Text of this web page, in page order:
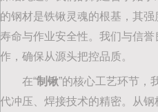
的钢材是铁锹灵魂的根基，其
寿命与作业安全性。我们与信
作，确保从源头把控品质。
在“‌制锹‌”的核心工艺环节，
代冲压、焊接技术的精密。从